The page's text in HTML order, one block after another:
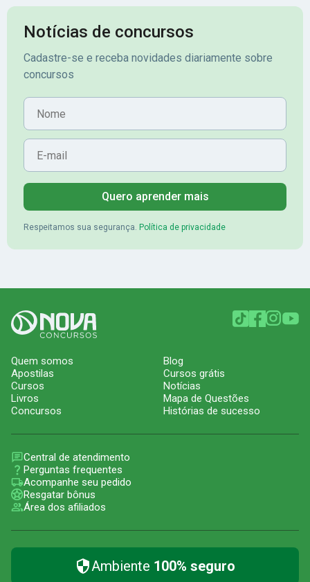
Notícias de concursos
Cadastre-se e receba novidades diariamente sobre
concursos
Nome
E-mail
Quero aprender mais
Respeitamos sua segurança. Política de privacidade
Quem somos
Apostilas
Cursos
Livros
Concursos
Blog
Cursos grátis
Notícias
Mapa de Questões
Histórias de sucesso
Central de atendimento
Perguntas frequentes
Acompanhe seu pedido
Resgatar bônus
Área dos afiliados
Ambiente 100% seguro